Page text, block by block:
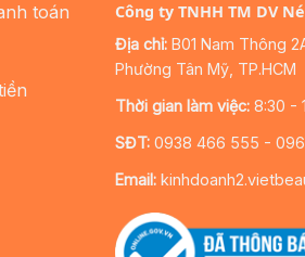
toán
Công ty TNHH TM DV
Địa chỉ:B01 Nam Thông
Phường Tân Mỹ, TP.HCM
Thời gian làm việc: 8:30 -
SĐT: 0938 466 555 -
Email: